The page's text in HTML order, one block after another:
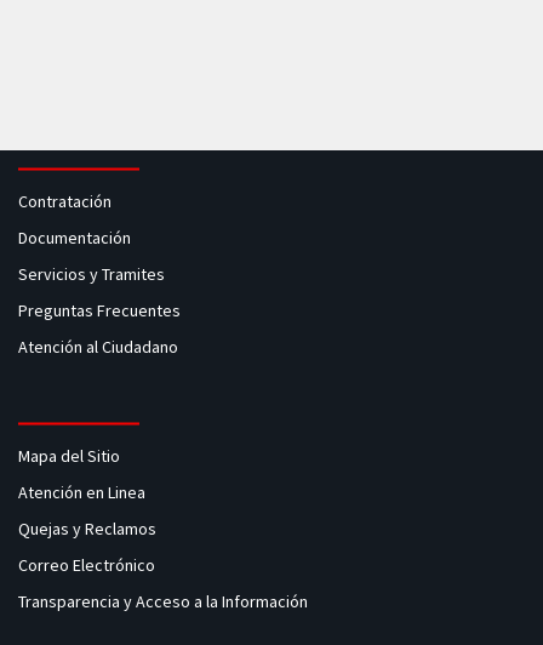
Contratación
Documentación
Servicios y Tramites
Preguntas Frecuentes
Atención al Ciudadano
Mapa del Sitio
Atención en Linea
Quejas y Reclamos
Correo Electrónico
Transparencia y Acceso a la Información